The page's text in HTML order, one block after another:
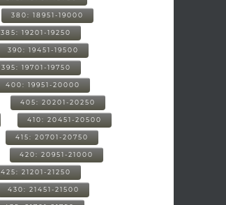
380: 18951-19000
385: 19201-19250
390: 19451-19500
395: 19701-19750
400: 19951-20000
405: 20201-20250
410: 20451-20500
415: 20701-20750
420: 20951-21000
425: 21201-21250
430: 21451-21500